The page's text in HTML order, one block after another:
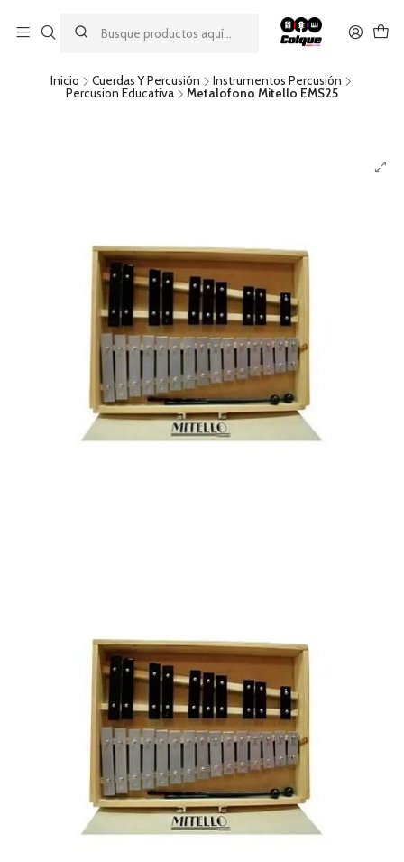
descuento por pago con transferencia bancaria
por una compra mínima de $49.990. Este descuento no es
acumulable a otras promociones ni aplicable a gastos de envío.
Inicio Cuerdas Y Percusión
Instrumentos Percusión
Percusion Educativa
Metalofono Mitello EMS25